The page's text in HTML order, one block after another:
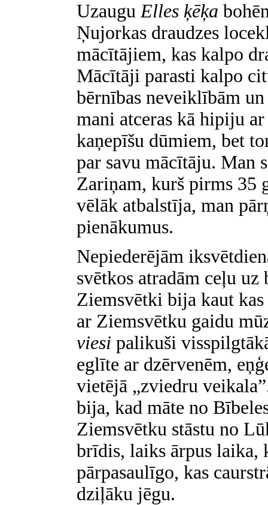
UzauguElles ķēķa
Ņujorkas draudzes
mācītājiem, kas kalpo
Mācītāji parasti kalpo
bērnības neveiklībām
mani atceras kā hipiju
kaņepīšu dūmiem, bet
par savu mācītāju. Man
Zariņam, kurš pirms 35
vēlāk atbalstīja, man
pienākumus.
Nepiederējām
svētkos atradām ceļu
Ziemsvētki bija kaut
ar Ziemsvētku gaidu
viesi palikuši
eglīte ar dzērvenēm,
vietējā „zviedru
bija, kad māte no
Ziemsvētku stāstu no
brīdis, laiks ārpus laika,
pārpasaulīgo, kas
dziļāku jēgu.